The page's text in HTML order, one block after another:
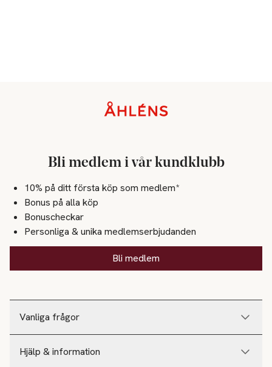
Vanliga frågor
Hjälp & information
Bli medlem i vår kundklubb
10% på ditt första köp som medlem*
Bonus på alla köp
Bonuscheckar
Personliga & unika medlemserbjudanden
Bli medlem